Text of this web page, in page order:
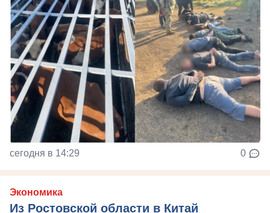
сегодня в 14:29 0
Экономика
Из Ростовской области в Китай